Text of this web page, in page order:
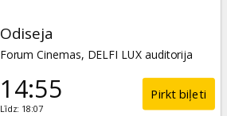
Odiseja
Forum Cinemas, DELFI LUX auditorija
14:55
Līdz: 18:07
Pirkt biļeti